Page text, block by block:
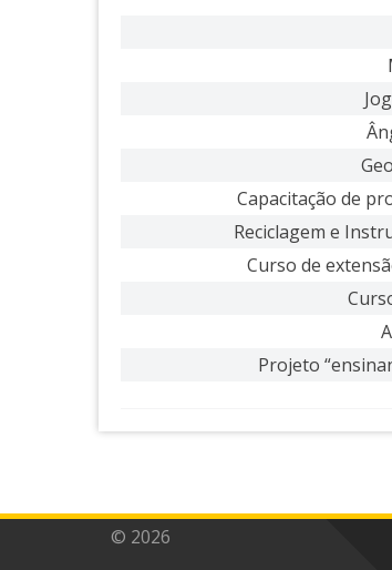
Capacitação de
Reciclagem e
Curso de
Projeto
© 2026